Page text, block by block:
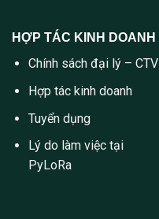
HỢP TÁC KINH DOANH
Chính sách đại lý – CTV
Hợp tác kinh doanh
Tuyển dụng
Lý do làm việc tại
PyLoRa